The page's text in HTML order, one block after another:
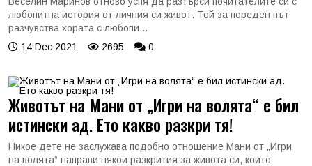
любопитна история от личния си живот. Той за пореден път
разчувства хората с любопи...
14 Dec 2021
2695 0
Животът на Мани от „Игри на волята“ е бил
истински ад. Ето какво разкри тя!
Никое дете не заслужава подобно отношение Мани от „Игри
на волята“ направи някои разкрития за живота си, които